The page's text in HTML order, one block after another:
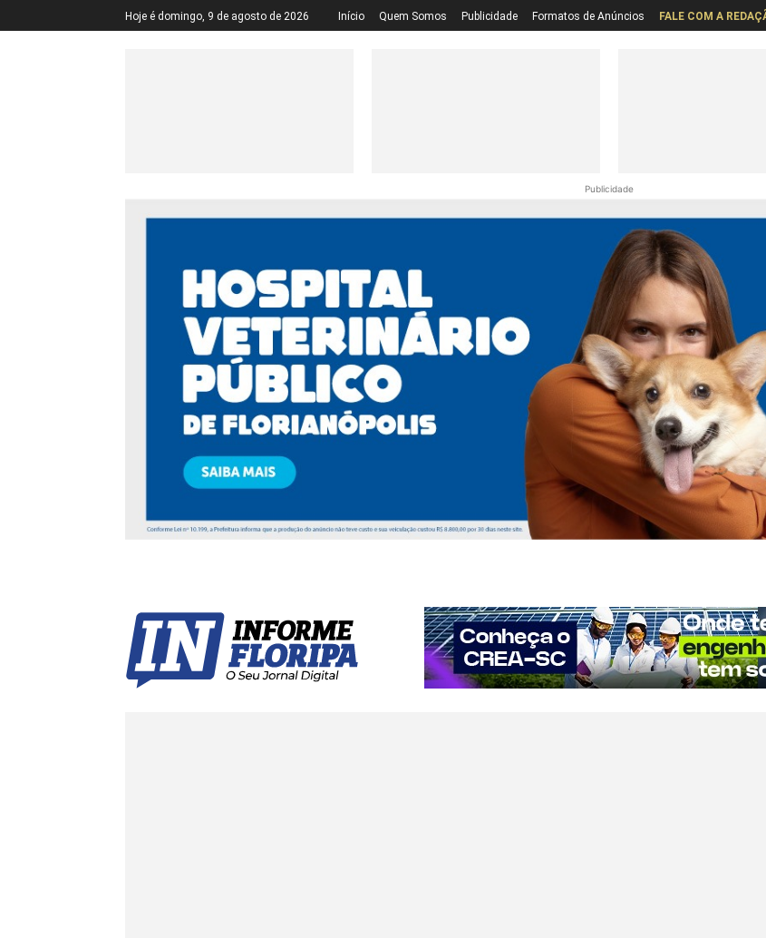
Hoje é domingo, 9 de agosto de 2026 Início Quem Somos Publicidade Formatos de Anúncios FALE COM A
Publicidade